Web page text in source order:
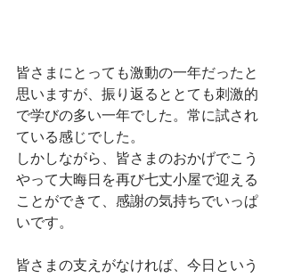
皆さまにとっても激動の一年だったと
思いますが、振り返るととても刺激的
で学びの多い一年でした。常に試され
ている感じでした。
しかしながら、皆さまのおかげでこう
やって大晦日を再び七丈小屋で迎える
ことができて、感謝の気持ちでいっぱ
いです。
皆さまの支えがなければ、今日という